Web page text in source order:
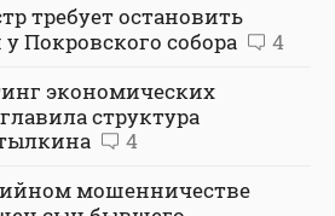
требует остановить
Покровского собора
4
экономических
структура
4
мошенничестве